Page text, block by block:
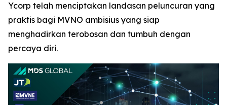
Ycorp telah menciptakan landasan peluncuran yang
praktis bagi MVNO ambisius yang siap
menghadirkan terobosan dan tumbuh dengan
percaya diri.